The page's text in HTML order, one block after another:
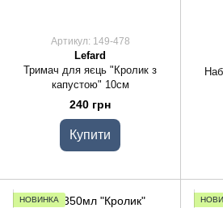
Артикул: 149-478
Lefard
Тримач для яєць "Кролик з
капустою" 10см
240 грн
Купити
НОВИНКА